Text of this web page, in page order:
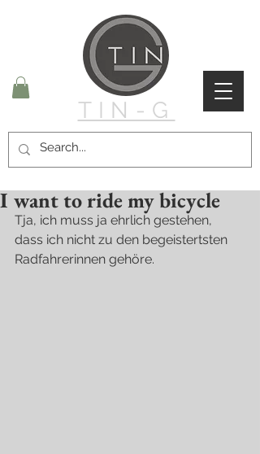
TIN-G
I want to ride my bicycle
Tja, ich muss ja ehrlich gestehen,
dass ich nicht zu den begeistertsten
Radfahrerinnen gehöre.